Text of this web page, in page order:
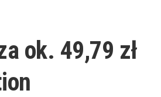
ok. 49,79 zł